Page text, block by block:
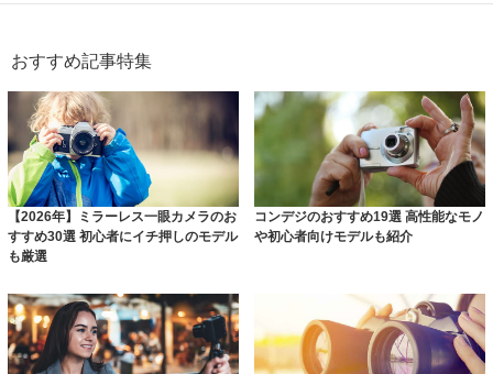
おすすめ記事特集
【2026年】ミラーレス一眼カメラのお
すすめ30選 初心者にイチ押しのモデル
も厳選
コンデジのおすすめ19選 高性能なモノ
や初心者向けモデルも紹介